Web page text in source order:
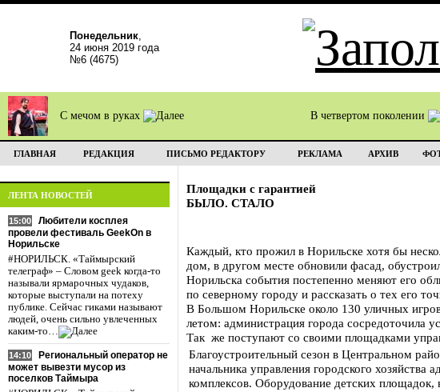
Понедельник,
24 июня 2019 года
№6 (4675)
С мечом в руках В четвертом поколении
ГЛАВНАЯ РЕДАКЦИЯ ПИСЬМО РЕДАКТОРУ РЕКЛАМА АРХИВ
ЛЕНТА НОВОСТЕЙ
15:00
Любители косплея
провели фестиваль GeekOn в
Норильске
#НОРИЛЬСК. «Таймырский
телеграф» – Словом geek когда-то
называли ярмарочных чудаков,
которые выступали на потеху
публике. Сейчас гиками называют
людей, очень сильно увлеченных
каким-то…
14:10
Региональный оператор не
может вывезти мусор из
поселков Таймыра
Площадки с гарантией
БЫЛО. СТАЛО
Каждый, кто прожил в Норильске хотя бы
дом, в другом месте обновили фасад,
Норильска события постепенно меняют его
по северному городу и рассказать о тех его
В Большом Норильске около 130 уличных
летом: администрация города сосредоточила
Так же поступают со своими площадками
Благоустроительный сезон в Центральном
начальника управления городского
комплексов. Оборудование детских